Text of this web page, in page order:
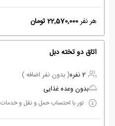
هر نفر22,570,000 تومان
اتاق دو تخته دبل
2 نفره
( بدون نفر اضافه )
بدون وعده غذایی
تور با احتساب حمل و نقل و خدمات